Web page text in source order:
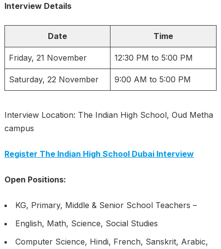
Interview Details
Date Time
Friday, 21 November 12:30 PM to 5:00 PM
Saturday, 22 November 9:00 AM to 5:00 PM
Interview Location: The Indian High School, Oud Metha
campus
Register The Indian High School Dubai Interview
Open Positions:
KG, Primary, Middle & Senior School Teachers –
English, Math, Science, Social Studies
Computer Science, Hindi, French, Sanskrit, Arabic,